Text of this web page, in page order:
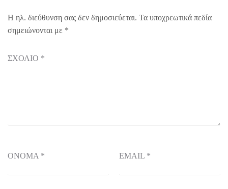
Η ηλ. διεύθυνση σας δεν δημοσιεύεται. Τα υποχρεωτικά πεδία
σημειώνονται με *
ΣΧΌΛΙΟ *
ΌΝΟΜΑ * EMAIL *